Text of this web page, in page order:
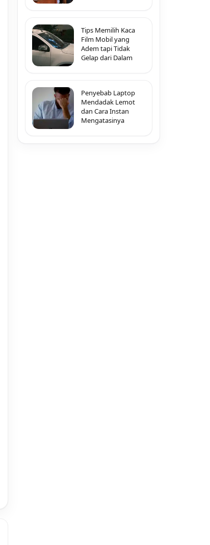
Tips Memilih Kaca
Film Mobil yang
Adem tapi Tidak
Gelap dari Dalam
Penyebab Laptop
Mendadak Lemot
dan Cara Instan
Mengatasinya